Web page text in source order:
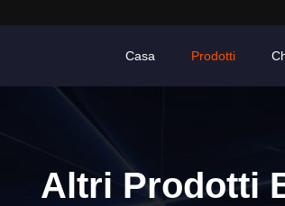
Casa Prodotti
Altri Prodotti